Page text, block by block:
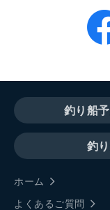
釣り船
釣
ホーム
よくあるご質問